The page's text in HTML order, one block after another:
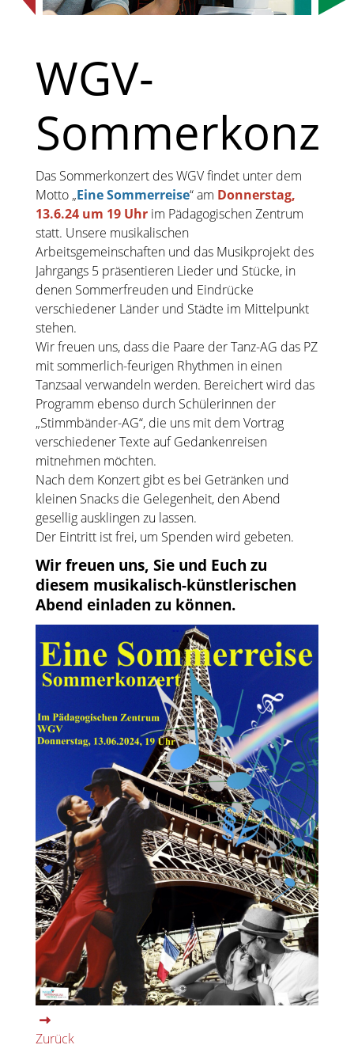
WGV-
Das Sommerkonzert des WGV findet unter dem
Motto „Eine Sommerreise“ am Donnerstag,
13.6.24 um 19 Uhrim Pädagogischen Zentrum
statt. Unsere musikalischen
Arbeitsgemeinschaften und das Musikprojekt des
Jahrgangs 5 präsentieren Lieder und Stücke, in
denen Sommerfreuden und Eindrücke
verschiedener Länder und Städte im Mittelpunkt
stehen.
Wir freuen uns, dass die Paare der Tanz-AG das PZ
mit sommerlich-feurigen Rhythmen in einen
Tanzsaal verwandeln werden. Bereichert wird das
Programm ebenso durch Schülerinnen der
„Stimmbänder-AG“, die uns mit dem Vortrag
verschiedener Texte auf Gedankenreisen
mitnehmen möchten.
Nach dem Konzert gibt es bei Getränken und
kleinen Snacks die Gelegenheit, den Abend
gesellig ausklingen zu lassen.
Der Eintritt ist frei, um Spenden wird gebeten.
Wir freuen uns, Sie und Euch zu
diesem musikalisch-künstlerischen
Abend einladen zu können.
Zurück